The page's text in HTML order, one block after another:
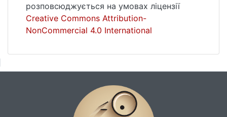
розповсюджується на умовах ліцензії
Creative Commons Attribution-
NonCommercial 4.0 International